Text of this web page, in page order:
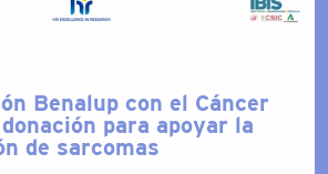
Benalup con el Cáncer
para apoyar la
de sarcomas